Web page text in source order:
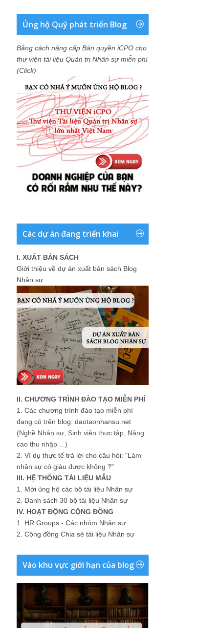
Ủng hộ Quỹ phát triển Blog
Bằng cách nâng cấp Bản quyền iCPO cho
thư viện tài liệu Quản trị Nhân sự miễn phí
(Click)
Các dự án đang triển khai
I. XUẤT BẢN SÁCH
Giới thiệu về dự án xuất bản sách Blog
Nhân sự
II. CHƯƠNG TRÌNH ĐÀO TẠO MIỄN PHÍ
1. Các chương trình đào tạo miễn phí
đang có trên blog: daotaonhansu.net
(Nghề Nhân sự, Sinh viên thực tập, Nâng
cao thu nhập ...)
2. Ví dụ thực tế trả lời cho câu hỏi: "Làm
nhân sự có giàu được không ?"
III. HỆ THỐNG TÀI LIỆU MẪU
1. Mời ủng hộ các bộ tài liệu Nhân sự
2. Danh sách 30 bộ tài liệu Nhân sự
IV. HOẠT ĐỘNG CỘNG ĐỒNG
1. HR Groups - Các nhóm Nhân sự
2. Cộng đồng Chia sẻ tài liệu Nhân sự
Vào khu vực giới hạn của blog